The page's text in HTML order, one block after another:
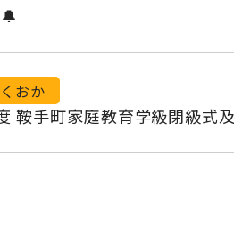
おか
鞍手町家庭教育学級閉級式